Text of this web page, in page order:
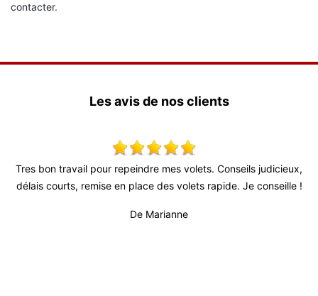
contacter.
Les avis de nos clients
travail pour repeindre mes volets. Conseils judicieux,
remise en place des volets rapide. Je conseille !
De Marianne
Très bon
fiable